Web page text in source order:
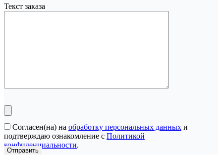
Текст заказа
Согласен(на) на обработку персональных данных и
подтверждаю ознакомление с Политикой
конфиденциальности.